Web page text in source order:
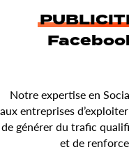
Notre expertise en
aux entreprises
de générer du trafic
et de